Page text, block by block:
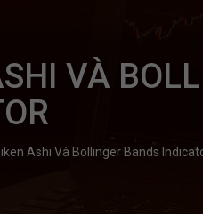
VÀ
Ashi Và Bollinger Bands